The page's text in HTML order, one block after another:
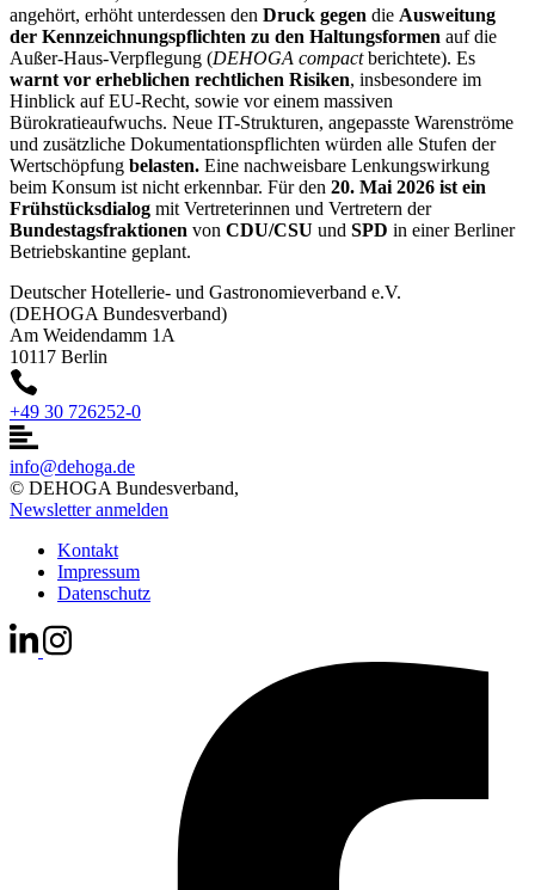
angehört, erhöht unterdessen den Druck gegen die Ausweitung
der Kennzeichnungspflichten zu den Haltungsformen auf die
Außer-Haus-Verpflegung (DEHOGA compactberichtete). Es
warnt vor erheblichen rechtlichen Risiken, insbesondere im
Hinblick auf EU-Recht, sowie vor einem massiven
Bürokratieaufwuchs. Neue IT-Strukturen, angepasste Warenströme
und zusätzliche Dokumentationspflichten würden alle Stufen der
Wertschöpfung belasten. Eine nachweisbare Lenkungswirkung
beim Konsum ist nicht erkennbar. Für den 20. Mai 2026 ist ein
Frühstücksdialog mit Vertreterinnen und Vertretern der
Bundestagsfraktionen von CDU/CSU und SPD in einer Berliner
Betriebskantine geplant.
Deutscher Hotellerie- und Gastronomieverband e.V.
(DEHOGA Bundesverband)
Am Weidendamm 1A
10117 Berlin
+49 30 726252-0
info@dehoga.de
© DEHOGA Bundesverband,
Newsletter anmelden
Kontakt
Impressum
Datenschutz